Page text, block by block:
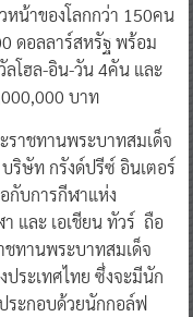
น้าของโลกกว่า 150คน
ดอลลาร์สหรัฐ พร้อม
ลโฮล-อิน-วัน 4คัน และ
บาท
ราชทานพระบาทสมเด็จ
บริษัท กรังด์ปรีซ์ อินเตอร์
กับการกีฬาแห่ง
และ เอเชียน ทัวร์ ถือ
ทานพระบาทสมเด็จ
ประเทศไทย ซึ่งจะมีนัก
ระกอบด้วยนักกอล์ฟ